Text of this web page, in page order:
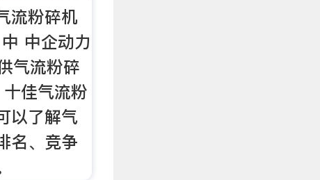
流粉碎机
中企动力
气流粉碎
佳气流粉
以了解气
名、竞争